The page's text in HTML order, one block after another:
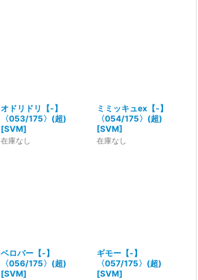
オドリドリ【-】
〈053/175〉(超)
[SVM]
在庫なし
ミミッキュex【-】
〈054/175〉(超)
[SVM]
在庫なし
ベロバー【-】
〈056/175〉(超)
[SVM]
ギモー【-】
〈057/175〉(超)
[SVM]